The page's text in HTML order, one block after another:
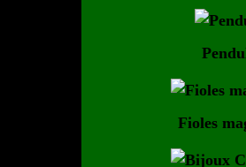
Fioles